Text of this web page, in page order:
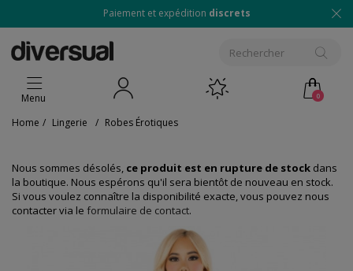
Paiement et expédition discrets
0
Menu
Home / Lingerie / Robes Érotiques
Nous sommes désolés, ce produit est en rupture de stock dans
la boutique. Nous espérons qu'il sera bientôt de nouveau en stock.
Si vous voulez connaître la disponibilité exacte, vous pouvez nous
contacter via le formulaire de contact.